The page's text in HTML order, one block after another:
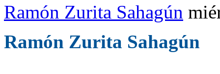
Ramón Zurita Sahagún
Ramón Zurita Sahagún